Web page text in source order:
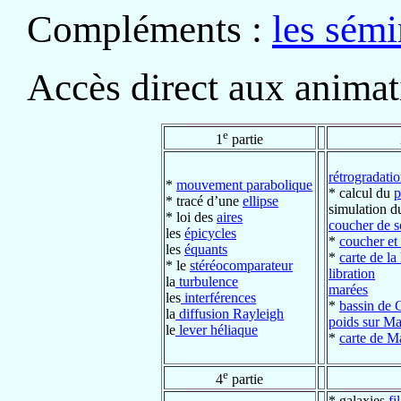
Compléments : les
Accès direct aux
1e partie
* mouvement parabolique
* tracé d’une ellipse
* loi des aires
les épicycles
les équants
* le stéréocomparateur
la turbulence
les interférences
la diffusion Rayleigh
le lever héliaque
* calcul du
simulation
coucher de
* coucher
* carte de
libration
marées
* bassin de
poids sur
* carte de
4e partie